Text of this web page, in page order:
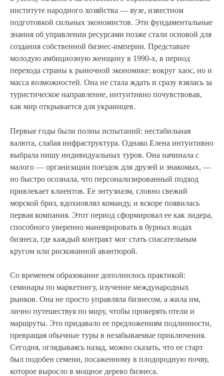
институте народного хозяйства — вузе, известном
подготовкой сильных экономистов. Эти фундаментальные
знания об управлении ресурсами позже стали основой для
создания собственной бизнес-империи. Представьте
молодую амбициозную женщину в 1990-х, в период
перехода страны к рыночной экономике: вокруг хаос, но и
масса возможностей. Она не стала ждать и сразу взялась за
туристическое направление, интуитивно почувствовав,
как мир открывается для украинцев.
Первые годы были полны испытаний: нестабильная
валюта, слабая инфраструктура. Однако Елена интуитивно
выбрала нишу индивидуальных туров. Она начинала с
малого — организации поездок для друзей и знакомых, —
но быстро осознала, что персонализированный подход
привлекает клиентов. Ее энтузиазм, словно свежий
морской бриз, вдохновлял команду, и вскоре появилась
первая компания. Этот период сформировал ее как лидера,
способного уверенно маневрировать в бурных водах
бизнеса, где каждый контракт мог стать спасательным
кругом или рискованной авантюрой.
Со временем образование дополнилось практикой:
семинары по маркетингу, изучение международных
рынков. Она не просто управляла бизнесом, а жила им,
лично путешествуя по миру, чтобы проверять отели и
маршруты. Это придавало ее предложениям подлинности,
превращая обычные туры в незабываемые приключения.
Сегодня, оглядываясь назад, можно сказать, что ее старт
был подобен семени, посаженному в плодородную почву,
которое выросло в мощное дерево бизнеса.